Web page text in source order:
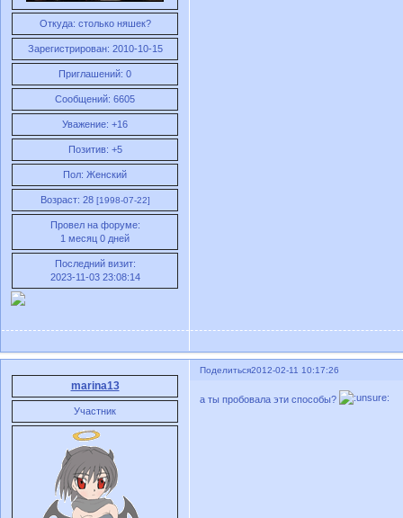
Откуда: столько няшек?
Зарегистрирован: 2010-10-15
Приглашений: 0
Сообщений: 6605
Уважение: +16
Позитив: +5
Пол: Женский
Возраст: 28 [1998-07-22]
Провел на форуме:
1 месяц 0 дней
Последний визит:
2023-11-03 23:08:14
Поделиться2012-02-11 10:17:26
marina13
Участник
а ты пробовала эти способы?